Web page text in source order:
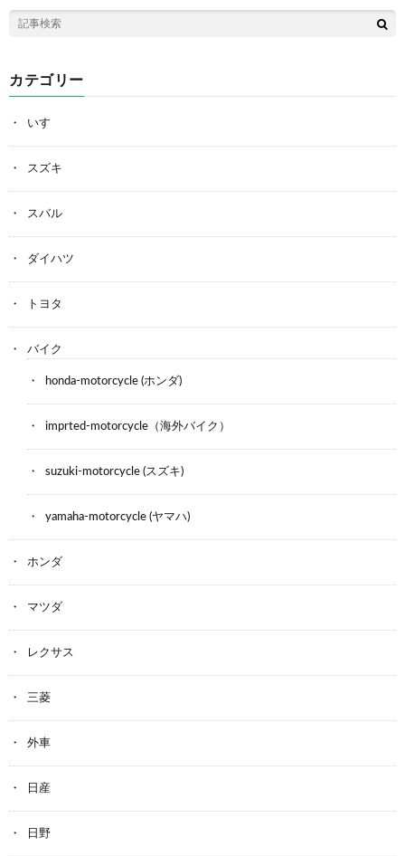
カテゴリー
いすゞ
スズキ
スバル
ダイハツ
トヨタ
バイク
honda-motorcycle (ホンダ)
imprted-motorcycle（海外バイク）
suzuki-motorcycle (スズキ)
yamaha-motorcycle (ヤマハ)
ホンダ
マツダ
レクサス
三菱
外車
日産
日野